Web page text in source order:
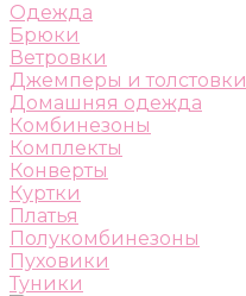
Одежда
Брюки
Ветровки
Джемперы и толстовки
Домашняя одежда
Комбинезоны
Комплекты
Конверты
Куртки
Платья
Полукомбинезоны
Пуховики
Туники